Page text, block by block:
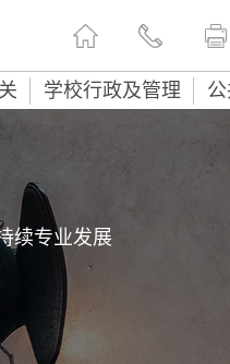
学校行政及管理
续专业发展